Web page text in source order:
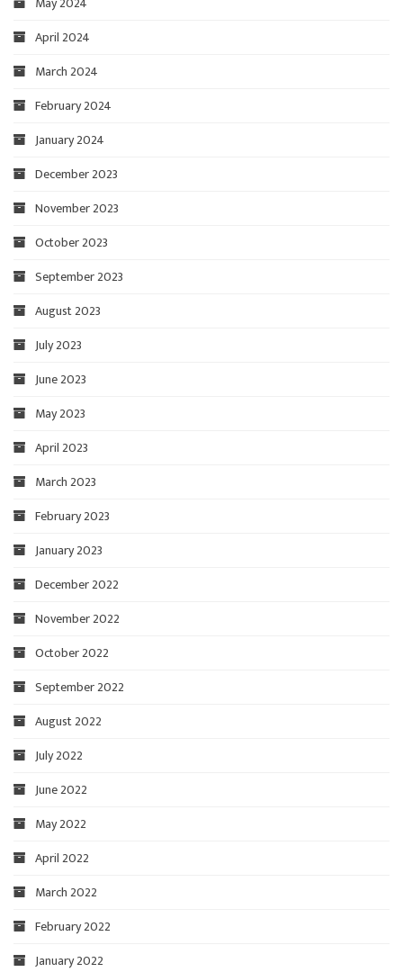
April 2024
March 2024
February 2024
January 2024
December 2023
November 2023
October 2023
September 2023
August 2023
July 2023
June 2023
May 2023
April 2023
March 2023
February 2023
January 2023
December 2022
November 2022
October 2022
September 2022
August 2022
July 2022
June 2022
May 2022
April 2022
March 2022
February 2022
January 2022